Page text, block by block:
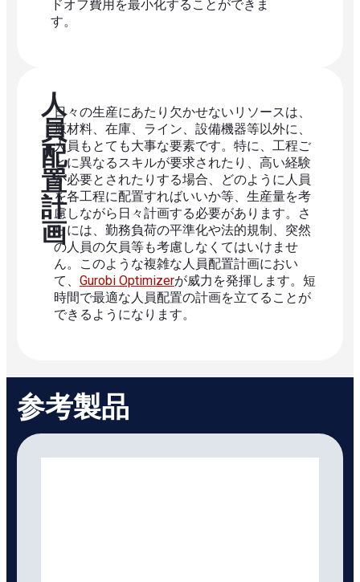
ドオフ費用を最小化することができま
す。
人
員
配
置
計
画
日々の生産にあたり欠かせないリソースは、
原材料、在庫、ライン、設備機器等以外に、
人員もとても大事な要素です。特に、工程ご
とに異なるスキルが要求されたり、高い経験
が必要とされたりする場合、どのように人員
を各工程に配置すればいいか等、生産量を考
慮しながら日々計画する必要があります。さ
らには、勤務負荷の平準化や法的規制、突然
の人員の欠員等も考慮しなくてはいけませ
ん。このような複雑な人員配置計画におい
て、 Gurobi Optimizerが威力を発揮します。短
時間で最適な人員配置の計画を立てることが
できるようになります。
参考製品